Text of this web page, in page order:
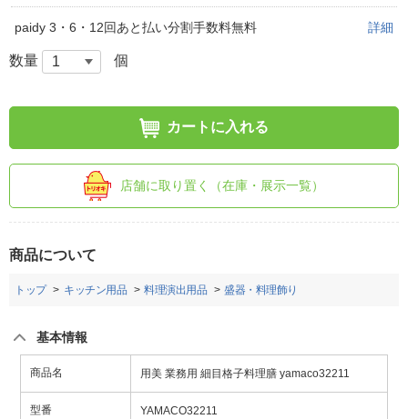
paidy 3・6・12回あと払い分割手数料無料 詳細
数量 個
カートに入れる
店舗に取り置く（在庫・展示一覧）
商品について
トップ キッチン用品 料理演出用品 盛器・料理飾り
基本情報
商品名 用美 業務用 細目格子料理膳 yamaco32211
型番 YAMACO32211